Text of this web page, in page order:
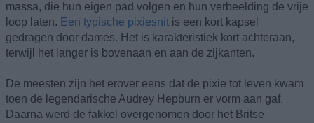
massa, die hun eigen pad volgen en hun verbeelding de vrije
loop laten. Een typische pixiesnit is een kort kapsel
gedragen door dames. Het is karakteristiek kort achteraan,
terwijl het langer is bovenaan en aan de zijkanten.
De meesten zijn het erover eens dat de pixie tot leven kwam
toen de legendarische Audrey Hepburn er vorm aan gaf.
Daarna werd de fakkel overgenomen door het Britse